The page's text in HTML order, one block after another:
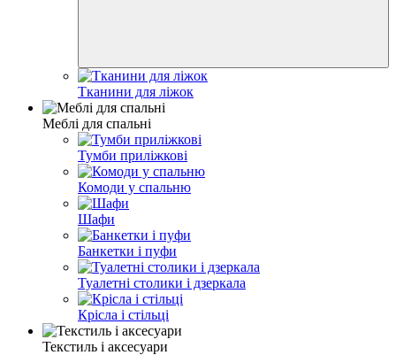
Тканини для ліжок
Меблі для спальні
Тумби приліжкові
Комоди у спальню
Шафи
Банкетки і пуфи
Туалетні столики і дзеркала
Крісла і стільці
Текстиль і аксесуари